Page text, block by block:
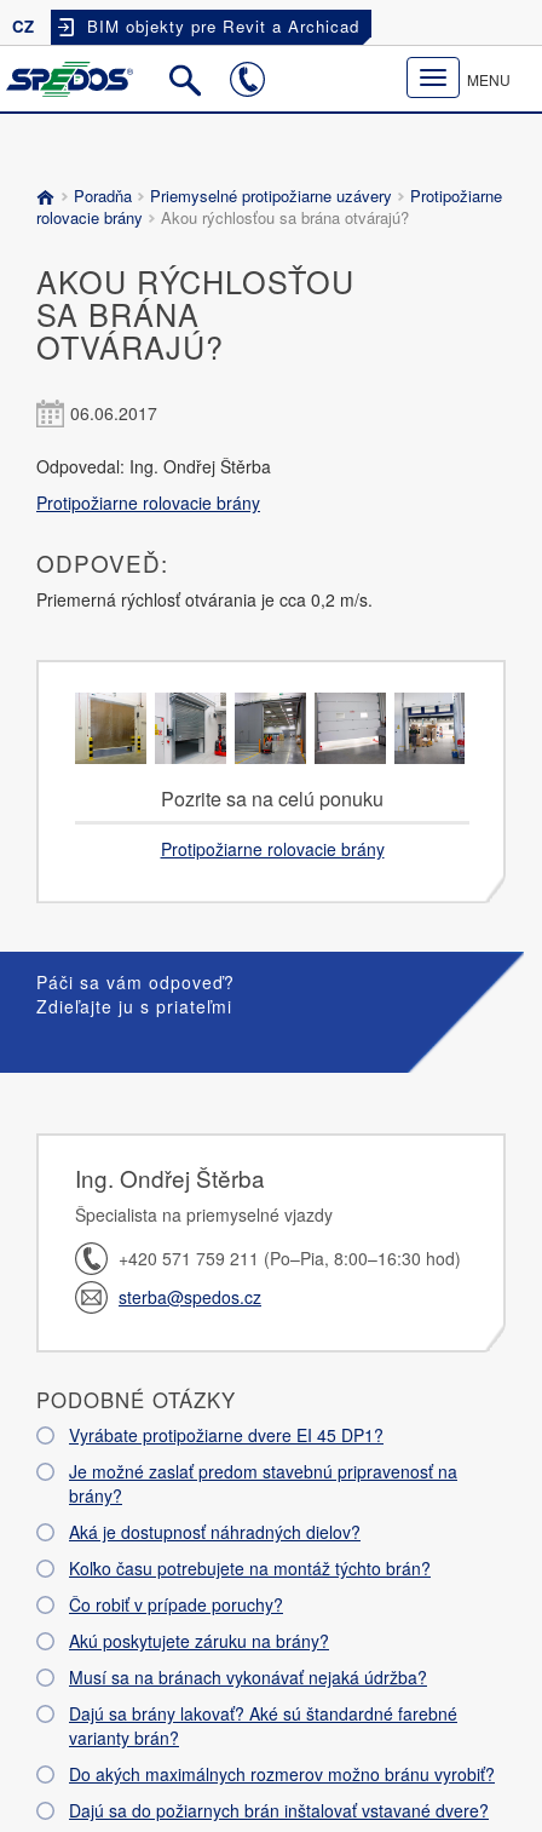
CZ BIM objekty pre Revit a Archicad
Toggle
navigation
MENU
Poradňa Priemyselné protipožiarne uzávery
Protipožiarne
rolovacie brány
Akou rýchlosťou sa brána otvárajú?
AKOU RÝCHLOSŤOU
SA BRÁNA
OTVÁRAJÚ?
06.06.2017
Odpovedal: Ing. Ondřej Štěrba
Protipožiarne rolovacie brány
ODPOVEĎ:
Priemerná rýchlosť otvárania je cca 0,2 m/s.
Pozrite sa na celú ponuku
Protipožiarne rolovacie brány
Páči sa vám odpoveď?
Zdieľajte ju s priateľmi
Ing. Ondřej Štěrba
Špecialista na priemyselné vjazdy
+420 571 759 211 (Po–Pia, 8:00–16:30 hod)
sterba@spedos.cz
PODOBNÉ OTÁZKY
Vyrábate protipožiarne dvere EI 45 DP1?
Je možné zaslať predom stavebnú pripravenosť na
brány?
Aká je dostupnosť náhradných dielov?
Koľko času potrebujete na montáž týchto brán?
Čo robiť v prípade poruchy?
Akú poskytujete záruku na brány?
Musí sa na bránach vykonávať nejaká údržba?
Dajú sa brány lakovať? Aké sú štandardné farebné
varianty brán?
Do akých maximálnych rozmerov možno bránu vyrobiť?
Dajú sa do požiarnych brán inštalovať vstavané dvere?